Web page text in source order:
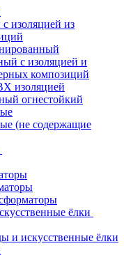
изоляцией из
с изоляцией и
композиций
изоляцией
огнестойкий
(не содержащие
ёлки
и искусственные ёлки